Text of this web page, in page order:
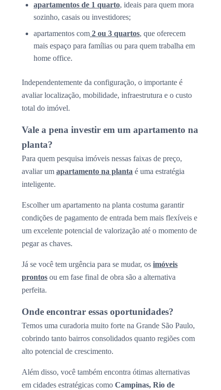
apartamentos de 1 quarto, ideais para quem mora
sozinho, casais ou investidores;
apartamentos com 2 ou 3 quartos, que oferecem
mais espaço para famílias ou para quem trabalha em
home office.
Independentemente da configuração, o importante é
avaliar localização, mobilidade, infraestrutura e o custo
total do imóvel.
Vale a pena investir em um apartamento na
planta?
Para quem pesquisa imóveis nessas faixas de preço,
avaliar um apartamento na planta é uma estratégia
inteligente.
Escolher um apartamento na planta costuma garantir
condições de pagamento de entrada bem mais flexíveis e
um excelente potencial de valorização até o momento de
pegar as chaves.
Já se você tem urgência para se mudar, os imóveis
prontos ou em fase final de obra são a alternativa
perfeita.
Onde encontrar essas oportunidades?
Temos uma curadoria muito forte na Grande São Paulo,
cobrindo tanto bairros consolidados quanto regiões com
alto potencial de crescimento.
Além disso, você também encontra ótimas alternativas
em cidades estratégicas como Campinas, Rio de